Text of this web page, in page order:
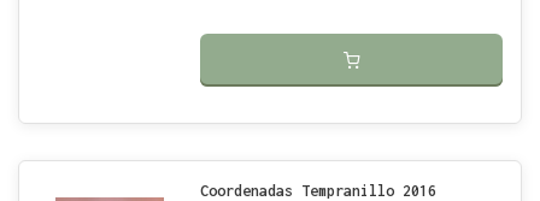
Coordenadas Tempranillo 2016